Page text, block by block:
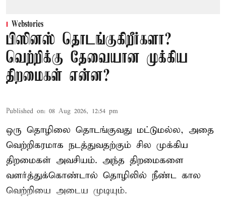
Webstories
பிஸினஸ் தொடங்குகிறீர்களா?
வெற்றிக்கு தேவையான முக்கிய
திறமைகள் என்ன?
Published on: 08 Aug 2026, 12:54 pm
ஒரு தொழிலை தொடங்குவது மட்டுமல்ல, அதை
வெற்றிகரமாக நடத்துவதற்கும் சில முக்கிய
திறமைகள் அவசியம். அந்த திறமைகளை
வளர்த்துக்கொண்டால் தொழிலில் நீண்ட கால
வெற்றியை அடைய முடியும்.